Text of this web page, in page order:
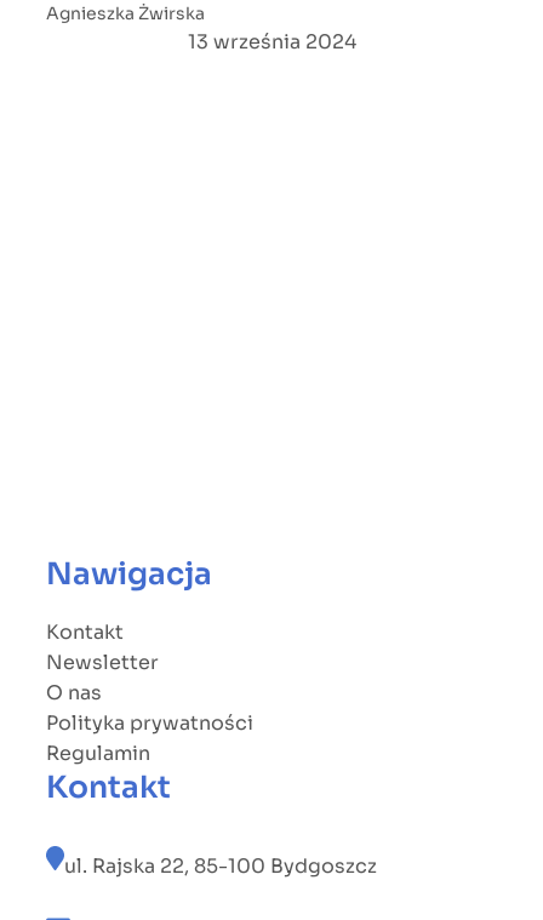
Agnieszka Żwirska
13 września 2024
Nawigacja
Kontakt
Newsletter
O nas
Polityka prywatności
Regulamin
Kontakt
ul. Rajska 22, 85-100 Bydgoszcz